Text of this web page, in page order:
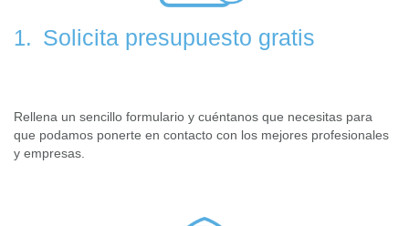
1. Solicita presupuesto gratis
Rellena un sencillo formulario y cuéntanos que necesitas para
que podamos ponerte en contacto con los mejores profesionales
y empresas.